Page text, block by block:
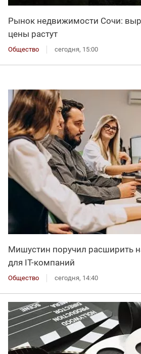
Рынок недвижимости Сочи:
цены растут
Общество сегодня, 15:00
Мишустин поручил расширить
для IT-компаний
Общество сегодня, 14:40